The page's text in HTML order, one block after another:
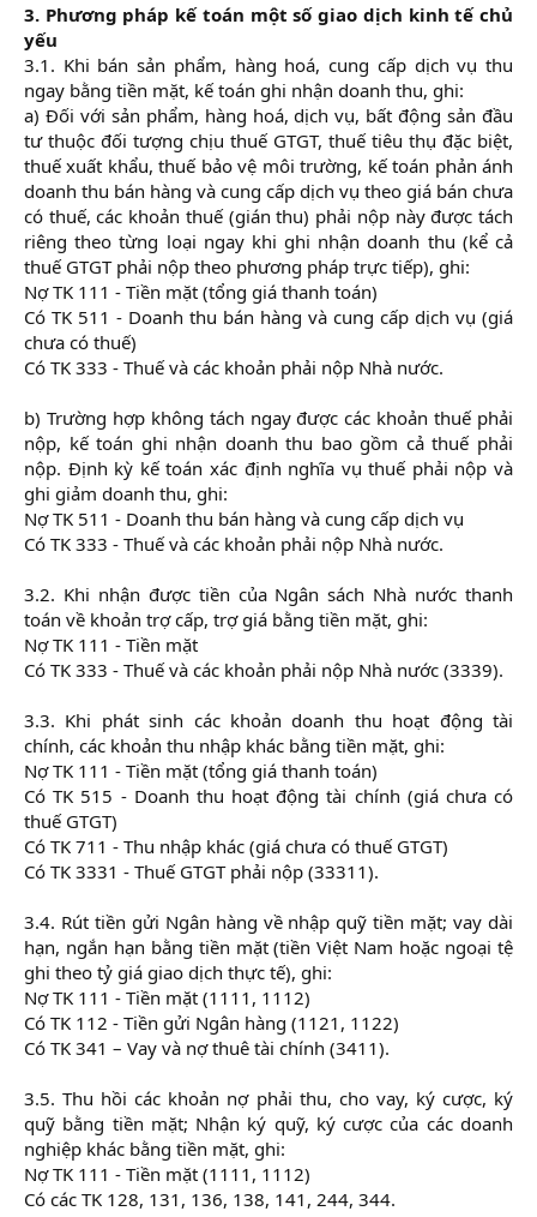
3. Phương pháp kế toán một số giao dịch kinh tế chủ
yếu
3.1. Khi bán sản phẩm, hàng hoá, cung cấp dịch vụ thu
ngay bằng tiền mặt, kế toán ghi nhận doanh thu, ghi:
a) Đối với sản phẩm, hàng hoá, dịch vụ, bất động sản đầu
tư thuộc đối tượng chịu thuế GTGT, thuế tiêu thụ đặc biệt,
thuế xuất khẩu, thuế bảo vệ môi trường, kế toán phản ánh
doanh thu bán hàng và cung cấp dịch vụ theo giá bán chưa
có thuế, các khoản thuế (gián thu) phải nộp này được tách
riêng theo từng loại ngay khi ghi nhận doanh thu (kể cả
thuế GTGT phải nộp theo phương pháp trực tiếp), ghi:
Nợ TK 111 - Tiền mặt (tổng giá thanh toán)
Có TK 511 - Doanh thu bán hàng và cung cấp dịch vụ (giá
chưa có thuế)
Có TK 333 - Thuế và các khoản phải nộp Nhà nước.
b) Trường hợp không tách ngay được các khoản thuế phải
nộp, kế toán ghi nhận doanh thu bao gồm cả thuế phải
nộp. Định kỳ kế toán xác định nghĩa vụ thuế phải nộp và
ghi giảm doanh thu, ghi:
Nợ TK 511 - Doanh thu bán hàng và cung cấp dịch vụ
Có TK 333 - Thuế và các khoản phải nộp Nhà nước.
3.2. Khi nhận được tiền của Ngân sách Nhà nước thanh
toán về khoản trợ cấp, trợ giá bằng tiền mặt, ghi:
Nợ TK 111 - Tiền mặt
Có TK 333 - Thuế và các khoản phải nộp Nhà nước (3339).
3.3. Khi phát sinh các khoản doanh thu hoạt động tài
chính, các khoản thu nhập khác bằng tiền mặt, ghi:
Nợ TK 111 - Tiền mặt (tổng giá thanh toán)
Có TK 515 - Doanh thu hoạt động tài chính (giá chưa có
thuế GTGT)
Có TK 711 - Thu nhập khác (giá chưa có thuế GTGT)
Có TK 3331 - Thuế GTGT phải nộp (33311).
3.4. Rút tiền gửi Ngân hàng về nhập quỹ tiền mặt; vay dài
hạn, ngắn hạn bằng tiền mặt (tiền Việt Nam hoặc ngoại tệ
ghi theo tỷ giá giao dịch thực tế), ghi:
Nợ TK 111 - Tiền mặt (1111, 1112)
Có TK 112 - Tiền gửi Ngân hàng (1121, 1122)
Có TK 341 – Vay và nợ thuê tài chính (3411).
3.5. Thu hồi các khoản nợ phải thu, cho vay, ký cược, ký
quỹ bằng tiền mặt; Nhận ký quỹ, ký cược của các doanh
nghiệp khác bằng tiền mặt, ghi:
Nợ TK 111 - Tiền mặt (1111, 1112)
Có các TK 128, 131, 136, 138, 141, 244, 344.